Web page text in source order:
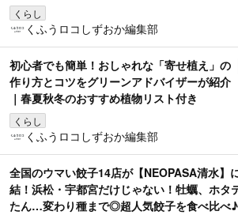
くらし
くふうロコしずおか編集部
初心者でも簡単！おしゃれな「寄せ植え」の
作り方とコツをグリーンアドバイザーが紹介
｜春夏秋冬のおすすめ植物リスト付き
くらし
くふうロコしずおか編集部
全国のウマい餃子14店が【NEOPASA清水】
結！浜松・宇都宮だけじゃない！牡蠣、ホタ
たん…変わり種まで◎超人気餃子を食べ比べ♪